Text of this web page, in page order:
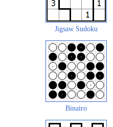
Jigsaw Sudoku
Binairo